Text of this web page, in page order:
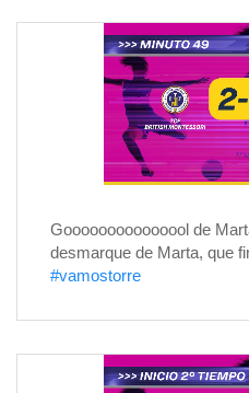
Gooooooooooooool de
desmarque de Marta, que
#vamostorre